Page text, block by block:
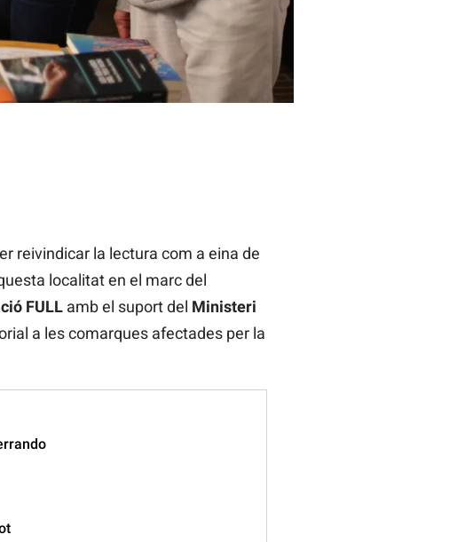
reivindicar la lectura com a eina de
localitat en el marc del
FULL amb el suport del Ministeri
a les comarques afectades per la